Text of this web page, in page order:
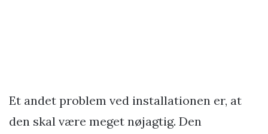
Et andet problem ved installationen er, at
den skal være meget nøjagtig. Den